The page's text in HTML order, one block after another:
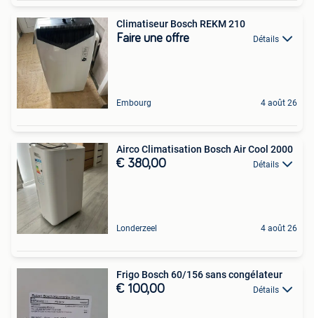
Climatiseur Bosch REKM 210
Faire une offre Détails
Embourg 4 août 26
Airco Climatisation Bosch Air Cool 2000
€ 380,00 Détails
Londerzeel 4 août 26
Frigo Bosch 60/156 sans congélateur
€ 100,00 Détails